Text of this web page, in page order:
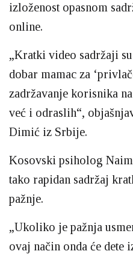
izloženost opasnom
online.
„Kratki video sadržaji
dobar mamac za
zadržavanje korisnika
već i odraslih“,
Dimić iz Srbije.
Kosovski psiholog
tako rapidan sadržaj
pažnje.
„Ukoliko je pažnja
ovaj način onda će dete